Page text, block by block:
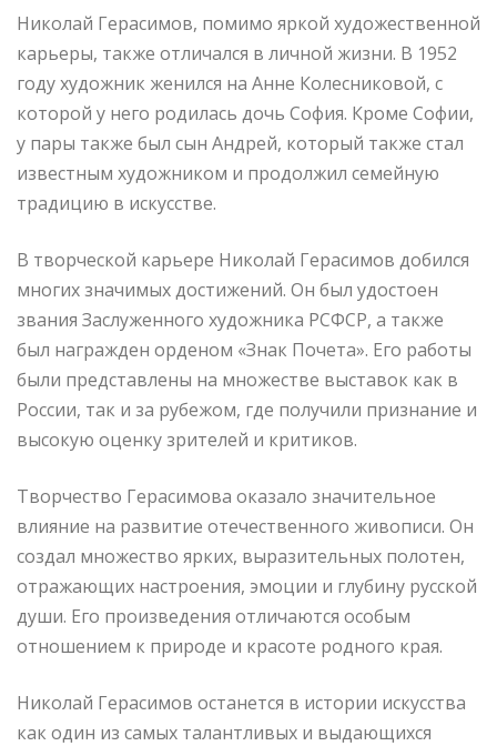
Николай Герасимов, помимо яркой художественной
карьеры, также отличался в личной жизни. В 1952
году художник женился на Анне Колесниковой, с
которой у него родилась дочь София. Кроме Софии,
у пары также был сын Андрей, который также стал
известным художником и продолжил семейную
традицию в искусстве.
В творческой карьере Николай Герасимов добился
многих значимых достижений. Он был удостоен
звания Заслуженного художника РСФСР, а также
был награжден орденом «Знак Почета». Его работы
были представлены на множестве выставок как в
России, так и за рубежом, где получили признание и
высокую оценку зрителей и критиков.
Творчество Герасимова оказало значительное
влияние на развитие отечественного живописи. Он
создал множество ярких, выразительных полотен,
отражающих настроения, эмоции и глубину русской
души. Его произведения отличаются особым
отношением к природе и красоте родного края.
Николай Герасимов останется в истории искусства
как один из самых талантливых и выдающихся